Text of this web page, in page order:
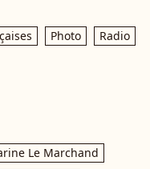
Photo Radio
Le Marchand